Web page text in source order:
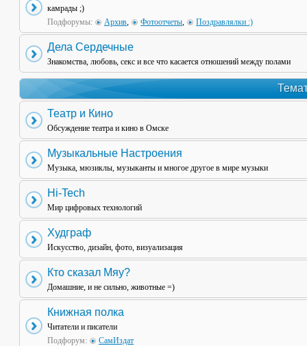
камрады ;)
Подфорумы:
Архив, Фотоотчеты, Поздравлялки :)
Дела Сердечные
Знакомства, любовь, секс и все что касается отношений между полами
Театр и Кино
Обсуждение театра и кино в Омске
Музыкальные Настроения
Музыка, мюзиклы, музыканты и многое другое в мире музыки
Hi-Tech
Мир цифровых технологий
Худграф
Искусство, дизайн, фото, визуализация
Кто сказал Мяу?
Домашние, и не сильно, животные =)
Книжная полка
Читатели и писатели
Подфорум:
СамИздат